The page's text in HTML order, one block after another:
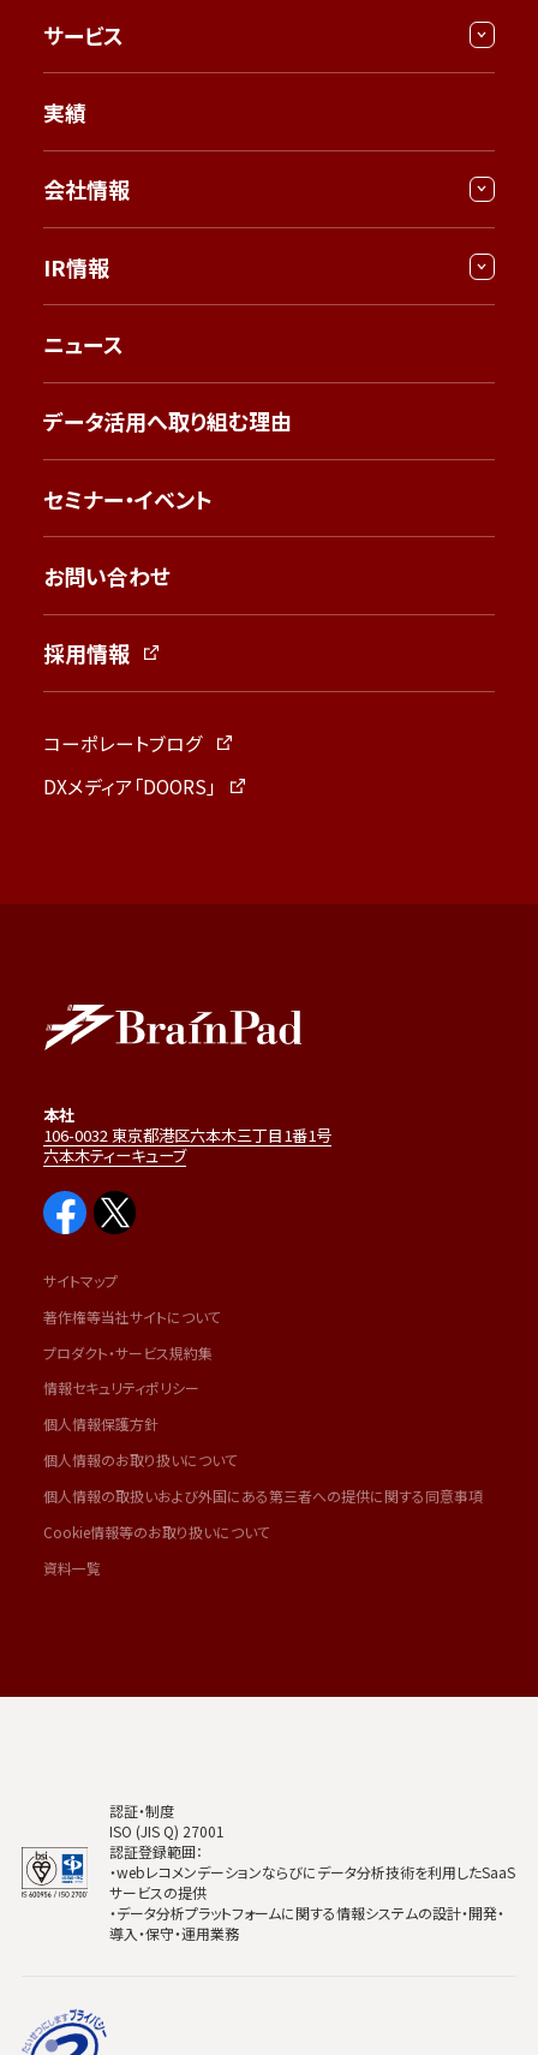
サービス
実績
会社情報
IR情報
ニュース
データ活用へ取り組む理由
セミナー・イベント
お問い合わせ
採用情報
コーポレートブログ
DXメディア「DOORS」
本社
106-0032 東京都港区六本木三丁目1番1号
六本木ティーキューブ
サイトマップ
著作権等当社サイトについて
プロダクト・サービス規約集
情報セキュリティポリシー
個人情報保護方針
個人情報のお取り扱いについて
個人情報の取扱いおよび外国にある第三者への提供に関する同意事項
Cookie情報等のお取り扱いについて
資料一覧
認証・制度
ISO (JIS Q) 27001
認証登録範囲：
・webレコメンデーションならびにデータ分析技術を利用したSaaS
サービスの提供
・データ分析プラットフォームに関する情報システムの設計・開発・
導入・保守・運用業務